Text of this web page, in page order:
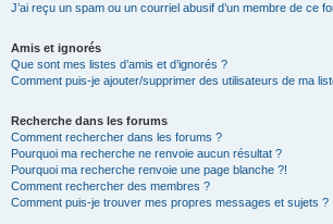
J’ai reçu un spam ou un courriel abusif d’un membre de ce
Amis et ignorés
Que sont mes listes d’amis et d’ignorés ?
Comment puis-je ajouter/supprimer des utilisateurs de ma
Recherche dans les forums
Comment rechercher dans les forums ?
Pourquoi ma recherche ne renvoie aucun résultat ?
Pourquoi ma recherche renvoie une page blanche ?!
Comment rechercher des membres ?
Comment puis-je trouver mes propres messages et sujets ?